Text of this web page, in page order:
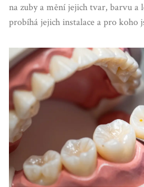
na zuby a mění jejich tvar, barvu a
probíhá jejich instalace a pro koho